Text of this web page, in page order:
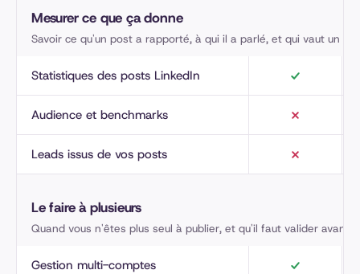
Mesurer ce que ça donne
Savoir ce qu'un post a rapporté, à qui il a parlé, et qui vaut un
Statistiques des posts LinkedIn
Audience et benchmarks
Leads issus de vos posts
Le faire à plusieurs
Quand vous n'êtes plus seul à publier, et qu'il faut valider avant
Gestion multi-comptes